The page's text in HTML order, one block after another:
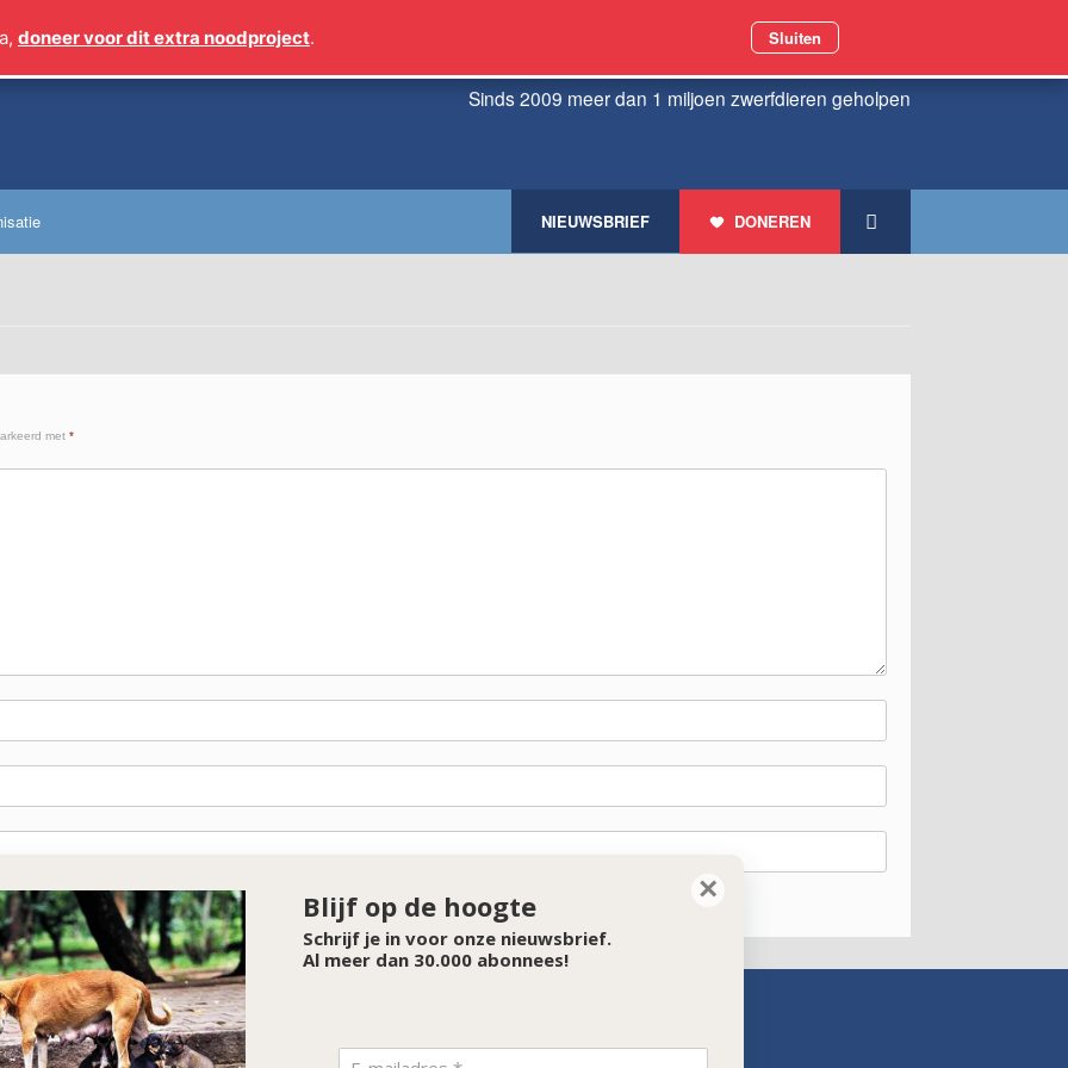
Sinds 2009 meer dan 1 miljoen zwerfdieren geholpen
DONEREN
NIEUWSBRIEF
met *
SPONSOR VAN DE MAAND
doneer voor dit extra noodproject. Sluiten
×
Blijf op de hoogte
Schrijf je in voor onze nieuwsbrief.
Al meer dan 30.000 abonnees!